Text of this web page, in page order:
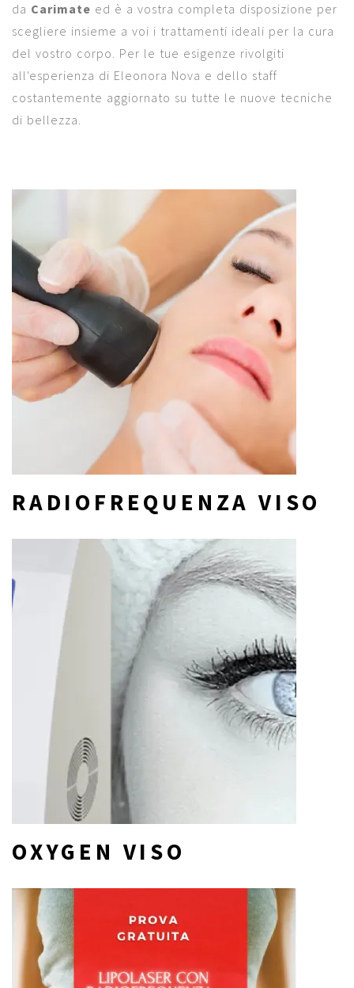
da Carimate ed è a vostra completa disposizione per
scegliere insieme a voi i trattamenti ideali per la cura
del vostro corpo. Per le tue esigenze rivolgiti
all'esperienza di Eleonora Nova e dello staff
costantemente aggiornato su tutte le nuove tecniche
di bellezza.
RADIOFREQUENZA VISO
OXYGEN VISO